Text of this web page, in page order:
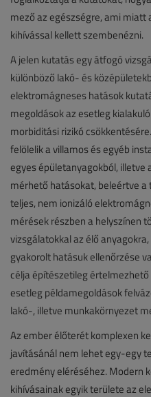
mező az egészségre, ami miatt
kihívással kellett szembenézni.
A jelen kutatás egy átfogó
különböző lakó- és
elektromágneses hatások
megoldások az esetleg
morbiditási rizikó
felölelik a villamos és egyéb
egyes épületanyagokból,
mérhető hatásokat, beleértve
teljes, nem ionizáló
mérések részben a helyszínen
vizsgálatokkal az élő
gyakorolt hatásuk ellenőrzése
célja építészetileg
esetleg példamegoldások
lakó-, illetve munkakörnyezet
Az ember élőterét komplexen
javításánál nem lehet egy-egy
eredmény eléréséhez. Modern
kihívásainak egyik területe az